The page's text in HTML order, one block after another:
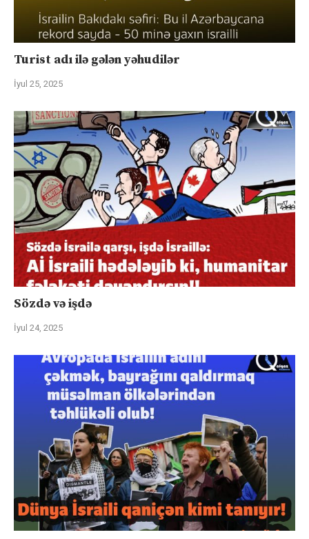
Turist adı ilə gələn yəhudilər
İyul 25, 2025
Sözdə və işdə
İyul 24, 2025